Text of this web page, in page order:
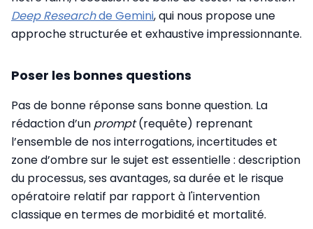
Deep Researchde Gemini, qui nous propose une
approche structurée et exhaustive impressionnante.
Poser les bonnes questions
Pas de bonne réponse sans bonne question. La
rédaction d’un prompt(requête) reprenant
l’ensemble de nos interrogations, incertitudes et
zone d’ombre sur le sujet est essentielle : description
du processus, ses avantages, sa durée et le risque
opératoire relatif par rapport à l'intervention
classique en termes de morbidité et mortalité.